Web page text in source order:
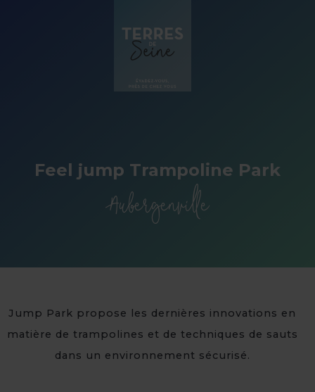
Feel jump Trampoline Park
Aubergenville
Jump Park propose les dernières innovations en
matière de trampolines et de techniques de sauts
dans un environnement sécurisé.